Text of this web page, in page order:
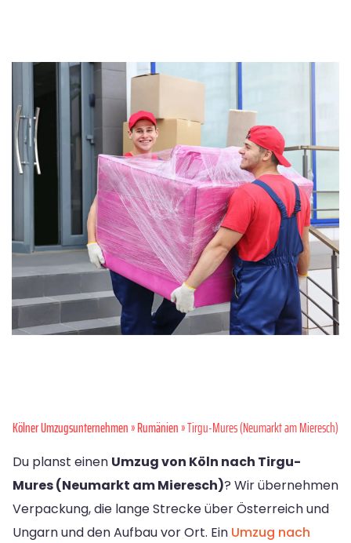
Kölner Umzugsunternehmen»Rumänien» Tirgu-Mures (Neumarkt am Mieresch)
Du planst einen Umzug von Köln nach Tirgu-
Mures (Neumarkt am Mieresch)? Wir übernehmen
Verpackung, die lange Strecke über Österreich und
Ungarn und den Aufbau vor Ort. Ein Umzug nach